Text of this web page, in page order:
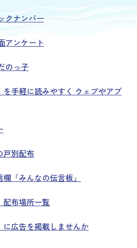
クナンバー
アンケート
のっ子
を手軽に読みやすく ウェブやアプ
戸別配布
「みんなの伝言板」
配布場所一覧
に広告を掲載しませんか